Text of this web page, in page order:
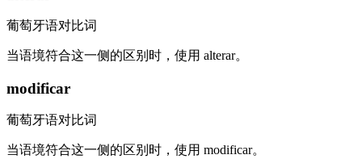
葡萄牙语对比词
当语境符合这一侧的区别时，使用 alterar。
modificar
葡萄牙语对比词
当语境符合这一侧的区别时，使用 modificar。